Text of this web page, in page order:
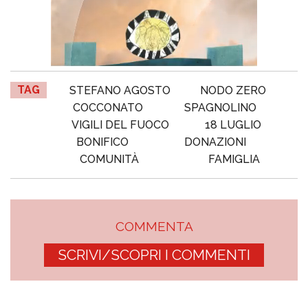
TAG STEFANO AGOSTO
NODO ZERO
COCCONATO
SPAGNOLINO
VIGILI DEL FUOCO
18 LUGLIO
BONIFICO
DONAZIONI
COMUNITÀ
FAMIGLIA
COMMENTA
SCRIVI/SCOPRI I COMMENTI